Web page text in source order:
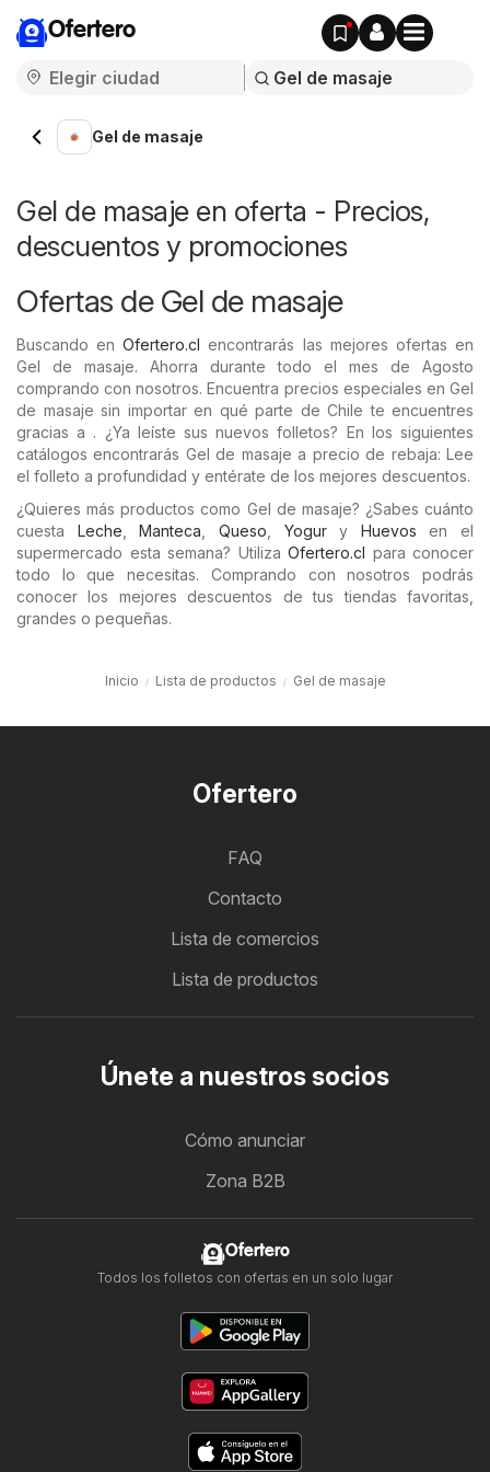
Ofertero
Gel de masaje
Gel de masaje en oferta - Precios,
descuentos y promociones
Ofertas de Gel de masaje
Buscando enOfertero.cl encontrarás las mejores ofertas en
Gel de masaje. Ahorra durante todo el mes de Agosto
comprando con nosotros. Encuentra precios especiales en Gel
de masaje sin importar en qué parte de Chile te encuentres
gracias a . ¿Ya leíste sus nuevos folletos? En los siguientes
catálogos encontrarás Gel de masaje a precio de rebaja: Lee
el folleto a profundidad y entérate de los mejores descuentos.
¿Quieres más productos como Gel de masaje? ¿Sabes cuánto
cuesta Leche ,Manteca Queso Yogury Huevos en el
supermercado esta semana? Utiliza Ofertero.cl para conocer
todo lo que necesitas. Comprando con nosotros podrás
conocer los mejores descuentos de tus tiendas favoritas,
grandes o pequeñas.
Inicio Lista de productos Gel de masaje
Ofertero
FAQ
Contacto
Lista de comercios
Lista de productos
Únete a nuestros socios
Cómo anunciar
Zona B2B
Ofertero
Todos los folletos con ofertas en un solo lugar